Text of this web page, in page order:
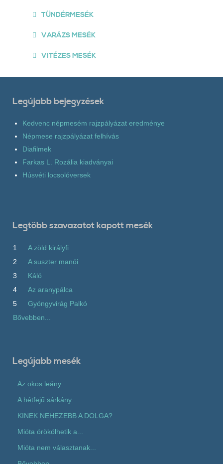
TÜNDÉRMESÉK
VARÁZS MESÉK
VITÉZES MESÉK
Legújabb bejegyzések
Kedvenc népmesém rajzpályázat eredménye
Népmese rajzpályázat felhívás
Diafilmek
Farkas L. Rozália kiadványai
Húsvéti locsolóversek
Legtöbb szavazatot kapott mesék
1
A zöld királyfi
2
A suszter manói
3
Káló
4
Az aranypálca
5
Gyöngyvirág Palkó
Bővebben...
Legújabb mesék
Az okos leány
A hétfejű sárkány
KINEK NEHEZEBB A DOLGA?
Mióta örökölhetik a...
Mióta nem választanak...